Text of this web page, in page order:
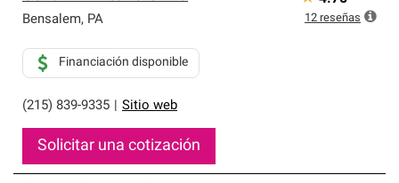
Bensalem, PA
(215) 839-9335 Sitio web
Financiación disponible
Solicitar una cotización
12 reseñas